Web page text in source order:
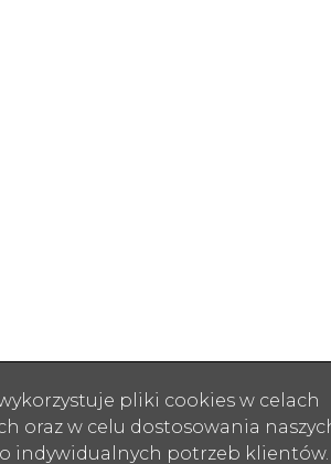
pliki cookies w celach
oraz w celu dostosowania
indywidualnych potrzeb klientów.